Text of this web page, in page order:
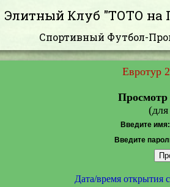
Элитный Клуб "ТОТО на
Спортивный Футбол-